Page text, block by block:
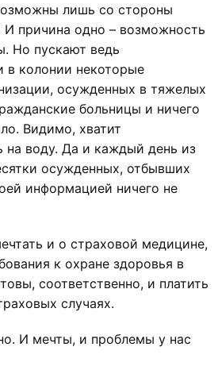
лишь со стороны
И причина одно – возможность
Но пускают ведь
в колонии некоторые
осужденных в тяжелых
больницы и ничего
Видимо, хватит
на воду. Да и каждый день из
осужденных, отбывших
информацией ничего не
и о страховой медицине,
к охране здоровья в
соответственно, и платить
случаях.
И мечты, и проблемы у нас